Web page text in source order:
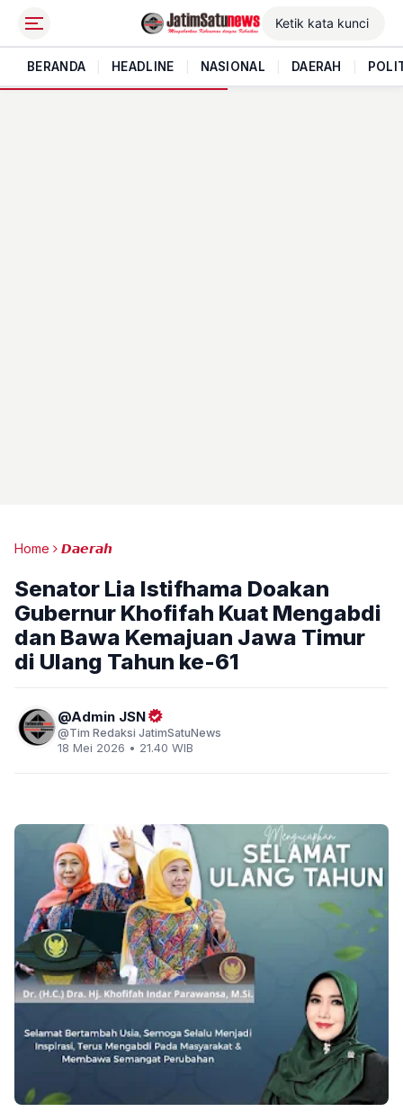
BERANDA HEADLINE NASIONAL DAERAH
Home 𝘿𝙖𝙚𝙧𝙖𝙝
Senator Lia Istifhama Doakan
Gubernur Khofifah Kuat Mengabdi
dan Bawa Kemajuan Jawa Timur
di Ulang Tahun ke-61
Admin JSN
Tim Redaksi JatimSatuNews
18 Mei 2026 • 21.40 WIB